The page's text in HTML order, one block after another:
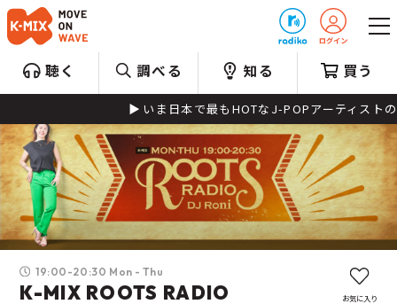
聴く 調べる 知る 買う
いま日本で最もHOTなJ-POPアーティストの
19:00-20:30 Mon - Thu
K-MIX ROOTS RADIO お気に入り